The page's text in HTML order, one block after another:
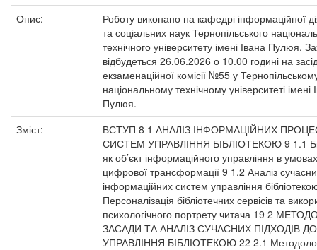
Опис:
Роботу виконано на кафедрі інформаційної
та соціальних наук Тернопільського
технічного університету імені Івана Пулюя.
відбудеться 26.06.2026 о 10.00 годині на
екзаменаційної комісії №55 у
національному технічному університеті імені
Пулюя.
Зміст:
ВСТУП 8 1 АНАЛІЗ ІНФОРМАЦІЙНИХ
СИСТЕМ УПРАВЛІННЯ БІБЛІОТЕКОЮ 9 1.1
як об’єкт інформаційного управління в умовах
цифрової трансформації 9 1.2 Аналіз
інформаційних систем управління
Персоналізація бібліотечних сервісів та
психологічного портрету читача 19 2
ЗАСАДИ ТА АНАЛІЗ СУЧАСНИХ ПІДХОДІВ ДО
УПРАВЛІННЯ БІБЛІОТЕКОЮ 22 2.1